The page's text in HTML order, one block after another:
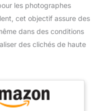
les photographes
cet objectif assure des
dans des conditions
des clichés de haute